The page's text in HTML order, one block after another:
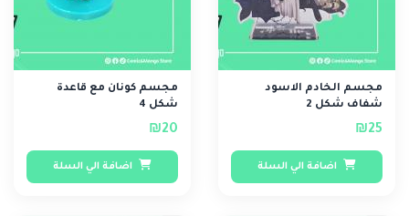
مجسم الخادم الاسود
شفاف شكل 2
₪25
اضافة الي السلة
مجسم كونان مع قاعدة
شكل 4
₪20
اضافة الي السلة